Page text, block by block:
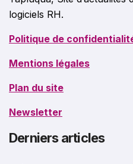
logiciels RH.
Politique de
Mentions légales
Plan du site
Newsletter
Derniers articles